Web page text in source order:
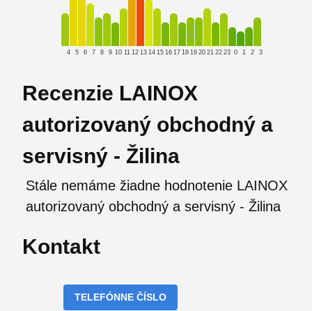
4 5 6 7 8 9 10 11 12 13 14 15 16 17 18 19 20 21 22 23 0 1 2 3
Recenzie LAINOX
autorizovaný obchodný a
servisný - Žilina
Stále nemáme žiadne hodnotenie LAINOX
autorizovaný obchodný a servisný - Žilina
Kontakt
TELEFÓNNE ČÍSLO